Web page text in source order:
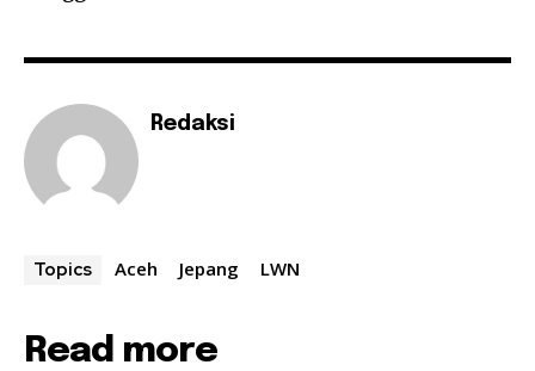
Redaksi
Topics Aceh Jepang LWN
Read more